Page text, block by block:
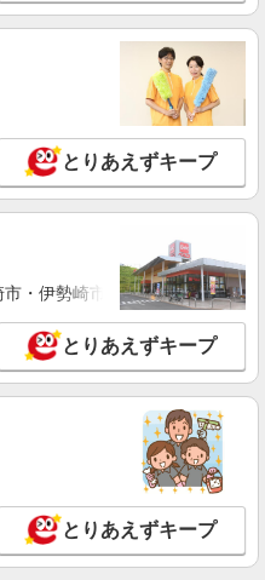
気機種に詳しくなれる携帯販
※残業代支給 ★交通費別途支給
給(規定有) お友達を紹介
支給(規定有) ★月2回払
規程有）★ ゜・。○。・゜
゜
央区のsoftbankショップ
詳細を見る
フ【au】
※残業手当別途支給 ※研修期間
円〜 ★交通費別途支給（規定あ
を紹介頂くと, イ
○。・゜+゜・。
央区の家電量販店
詳細を見る
に詳しくなれる携帯販売
とりあえずキープ
・伊勢崎市・太田市・館林市
とりあえずキープ
とりあえずキープ